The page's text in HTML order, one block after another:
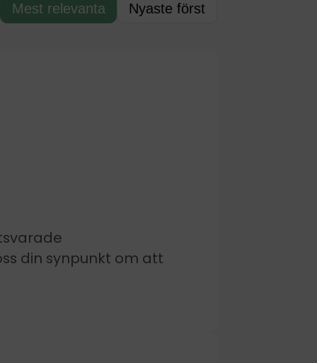
Mest relevanta Nyaste först
din synpunkt om att